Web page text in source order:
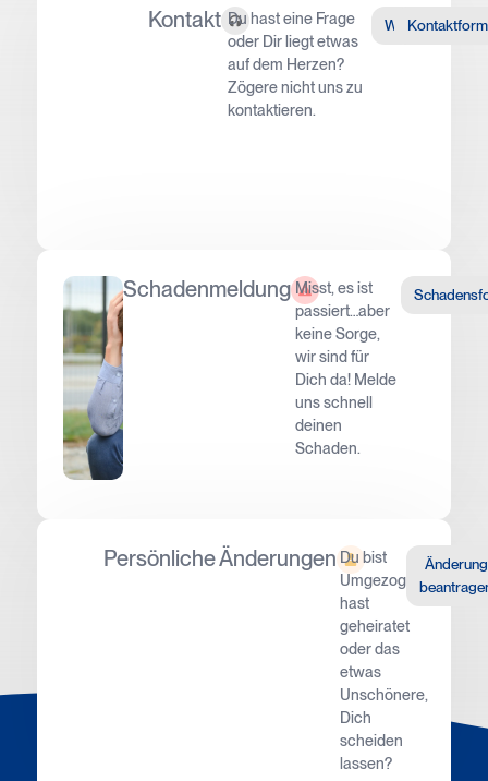
Kontakt Du hast eine Frage
oder Dir liegt etwas
auf dem Herzen?
Zögere nicht uns zu
kontaktieren.
WhatsApp
Schadenmeldung Misst, es ist
passiert…aber
keine Sorge,
wir sind für
Dich da! Melde
uns schnell
deinen
Schaden.
Persönliche Änderungen Du bist
Umgezogen,
hast
geheiratet
oder das
etwas
Unschönere,
Dich
scheiden
lassen?
Änderung